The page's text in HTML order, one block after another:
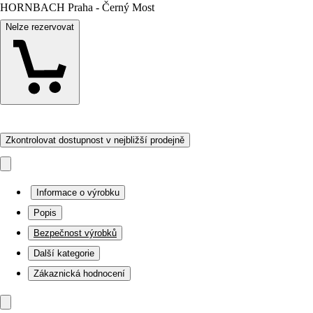
HORNBACH Praha - Černý Most
Nelze rezervovat
Zkontrolovat dostupnost v nejbližší prodejně
Informace o výrobku
Popis
Bezpečnost výrobků
Další kategorie
Zákaznická hodnocení